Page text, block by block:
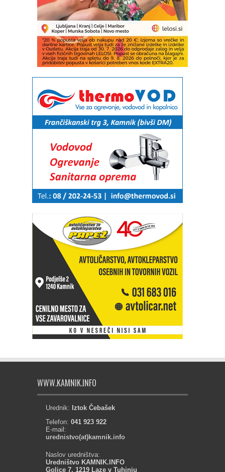
WWW.KAMNIK.INFO
Urednik: Iztok Čebašek
Telefon: 041 923 922
E-mail:
urednistvo(at)kamnik.info
Naslov uredništva:
Uredništvo KAMNIK.INFO
Golice 7, 1219 Laze v Tuhinju